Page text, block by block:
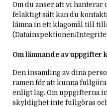
Om du anser att vi
felaktigt sätt kan du
lämna in ett klagomål till
(Datainspektionen/
Om lämnande av uppgifter
Den insamling av dina
ramen för att kunna
enligt lag. Om uppgifterna
skyldighet inte fullgöras